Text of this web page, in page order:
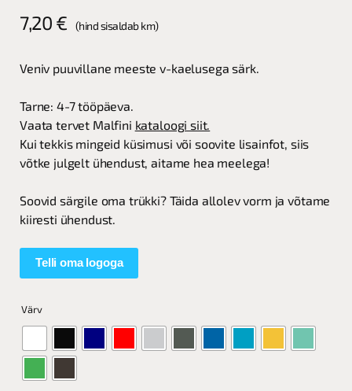
7,20 € (hind sisaldab km)
Veniv puuvillane meeste v-kaelusega särk.
Tarne: 4-7 tööpäeva.
Vaata tervet Malfini kataloogi siit.
Kui tekkis mingeid küsimusi või soovite lisainfot, siis
võtke julgelt ühendust, aitame hea meelega!
Soovid särgile oma trükki? Täida allolev vorm ja võtame
kiiresti ühendust.
Telli oma logoga
Värv